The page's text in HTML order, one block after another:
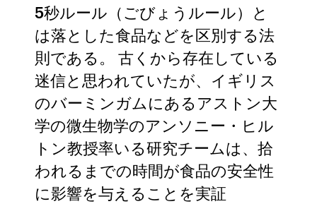
5秒ルール（ごびょうルール）と
は落とした食品などを区別する法
則である。 古くから存在している
迷信と思われていたが、イギリス
のバーミンガムにあるアストン大
学の微生物学のアンソニー・ヒル
トン教授率いる研究チームは、拾
われるまでの時間が食品の安全性
に影響を与えることを実証